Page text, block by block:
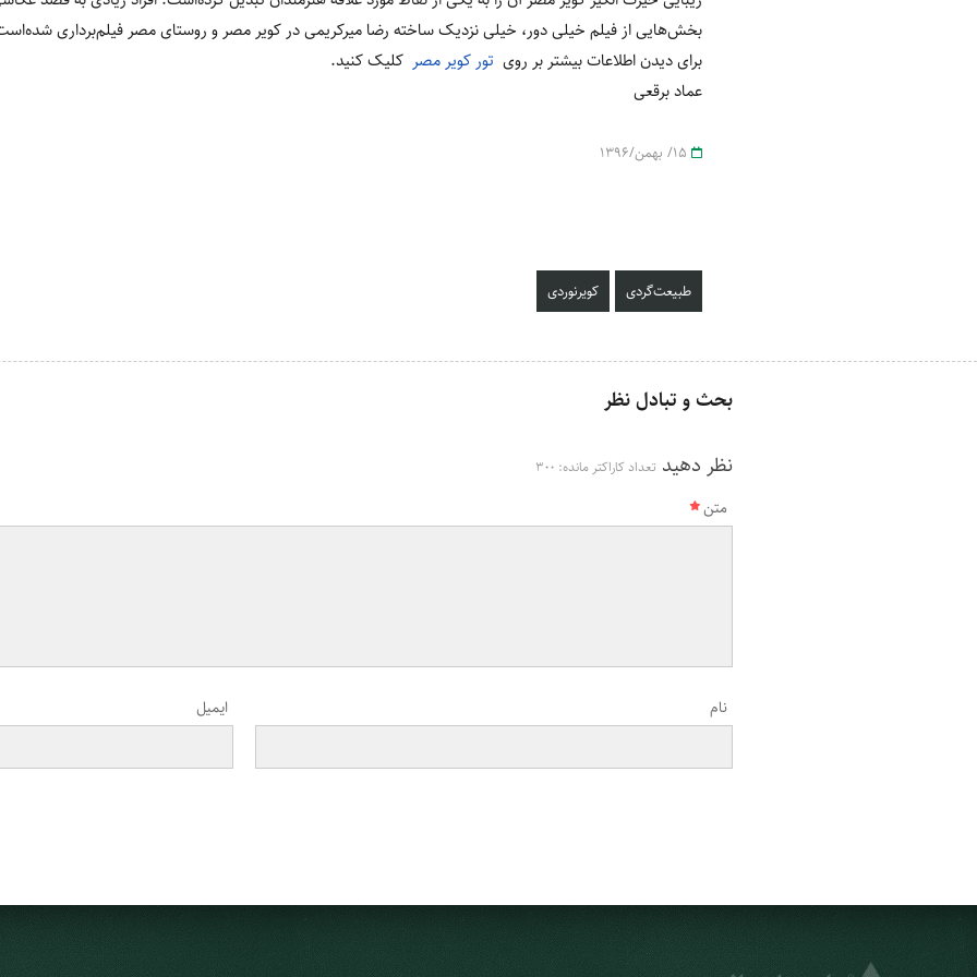
بخش‌هایی از فیلم خیلی دور، خیلی نزدیک ساخته رضا میرکریمی در کویر مصر و روستای مصر فیلم‌برداری
برای دیدن اطلاعات بیشتر بر روی تور کویر مصر کلیک کنید.
عماد برقعی
طبیعت‌گردی کویرنوردی
بحث و تبادل نظر
نظر دهید تعداد کاراکتر مانده: 300
متن
نام ایمیل